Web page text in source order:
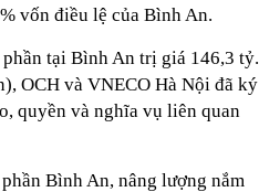
vốn điều lệ của Bình An.
tại Bình An trị giá 146,3 tỷ.
OCH và VNECO Hà Nội đã ký
quyền và nghĩa vụ liên quan
Bình An, nâng lượng nắm